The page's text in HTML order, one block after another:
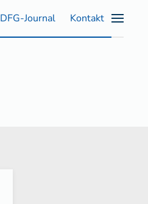
DFG-Journal Kontakt